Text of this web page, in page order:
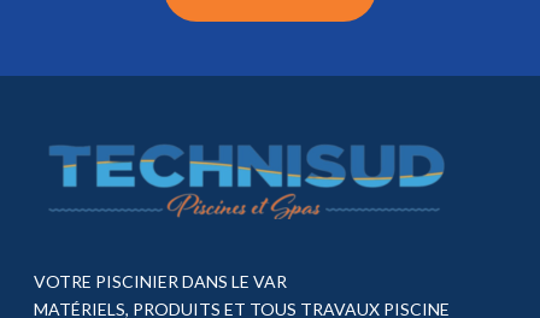
VOTRE PISCINIER DANS LE VAR
MATÉRIELS, PRODUITS ET TOUS TRAVAUX PISCINE